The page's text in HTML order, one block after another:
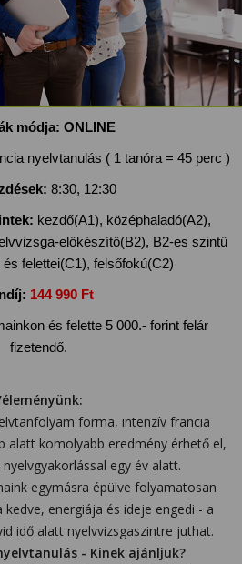
módja: ONLINE
nyelvtanulás ( 1 tanóra = 45 perc )
8:30, 12:30
kezdő(A1), középhaladó(A2),
előkészítő(B2), B2-es szintű
felettei(C1), felsőfokú(C2)
144 990 Ft
és felette 5 000.- forint felár
fizetendő.
forma, intenzív francia
alatt komolyabb eredmény érhető el,
egy év alatt.
egymásra épülve folyamatosan
kedve, energiája és ideje engedi - a
idő alatt nyelvvizsgaszintre juthat.
- Kinek ajánljuk?